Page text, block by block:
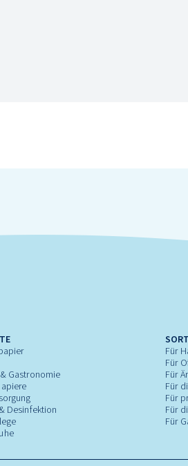
Gastronomie
Desinfektion
Für
Für
Für
Für
Für
Für
Für